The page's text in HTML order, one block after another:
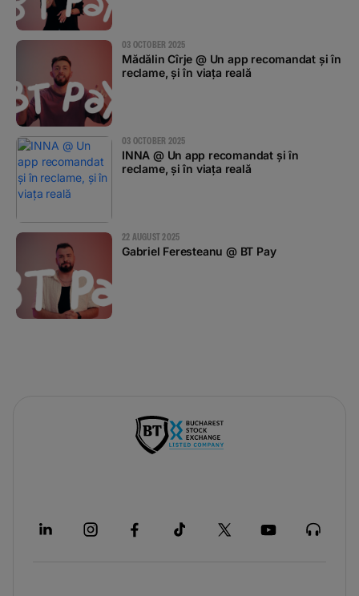
03 OCTOBER 2025
Mădălin Cîrje @ Un app recomandat și în
reclame, și în viața reală
03 OCTOBER 2025
INNA @ Un app recomandat și în
reclame, și în viața reală
22 AUGUST 2025
Gabriel Feresteanu @ BT Pay